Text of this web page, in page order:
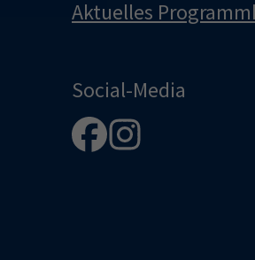
Aktuelles
Social-Media